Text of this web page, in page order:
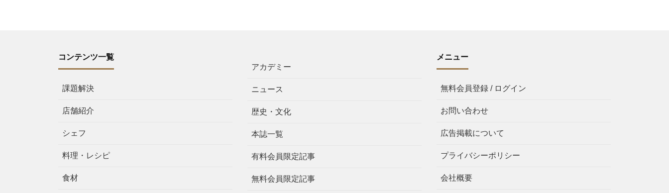
コンテンツ一覧
課題解決
店舗紹介
シェフ
料理・レシピ
食材
アカデミー
ニュース
歴史・文化
本誌一覧
有料会員限定記事
無料会員限定記事
メニュー
無料会員登録 / ログイン
お問い合わせ
広告掲載について
プライバシーポリシー
会社概要